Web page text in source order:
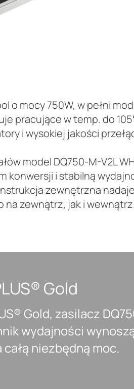
o mocy 750W, w pełni
pracujące w temp. do
i wysokiej jakości
model DQ750-M-V2L WH
konwersji i stabilną
zewnętrzna nadaje
na zewnątrz, jak i wewnątrz.
Gold
Gold, zasilacz
wydajności
niezbędną moc.